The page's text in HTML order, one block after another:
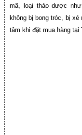
mã, loại thảo dược
không bị bong tróc, bị
tâm khi đặt mua hàng tại